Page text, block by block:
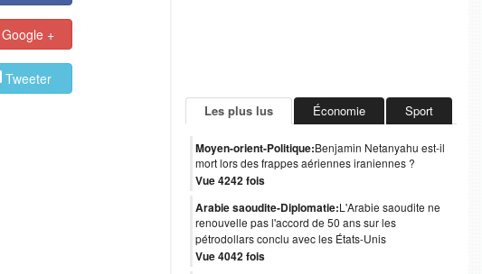
Google +
Tweeter
Les plus lus Économie Sport
Moyen-orient-Politique:Benjamin Netanyahu est-il
mort lors des frappes aériennes iraniennes ?
Vue 4242 fois
Arabie saoudite-Diplomatie:L'Arabie saoudite ne
renouvelle pas l'accord de 50 ans sur les
pétrodollars conclu avec les États-Unis
Vue 4042 fois